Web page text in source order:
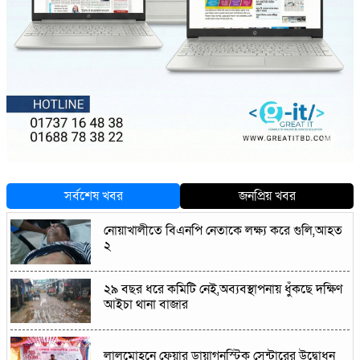
সর্বশেষ খবর
জনপ্রিয় খবর
নোয়াখালীতে বিএনপি নেতাকে লক্ষ্য করে গুলি,আহত
২
২৯ বছর ধরে কমিটি নেই,অব্যবস্থাপনায় ধুঁকছে দক্ষিণ
আইচা থানা বাজার
লালমোহনে ফেয়ার ডায়াগনস্টিক সেন্টারের উদ্বোধন